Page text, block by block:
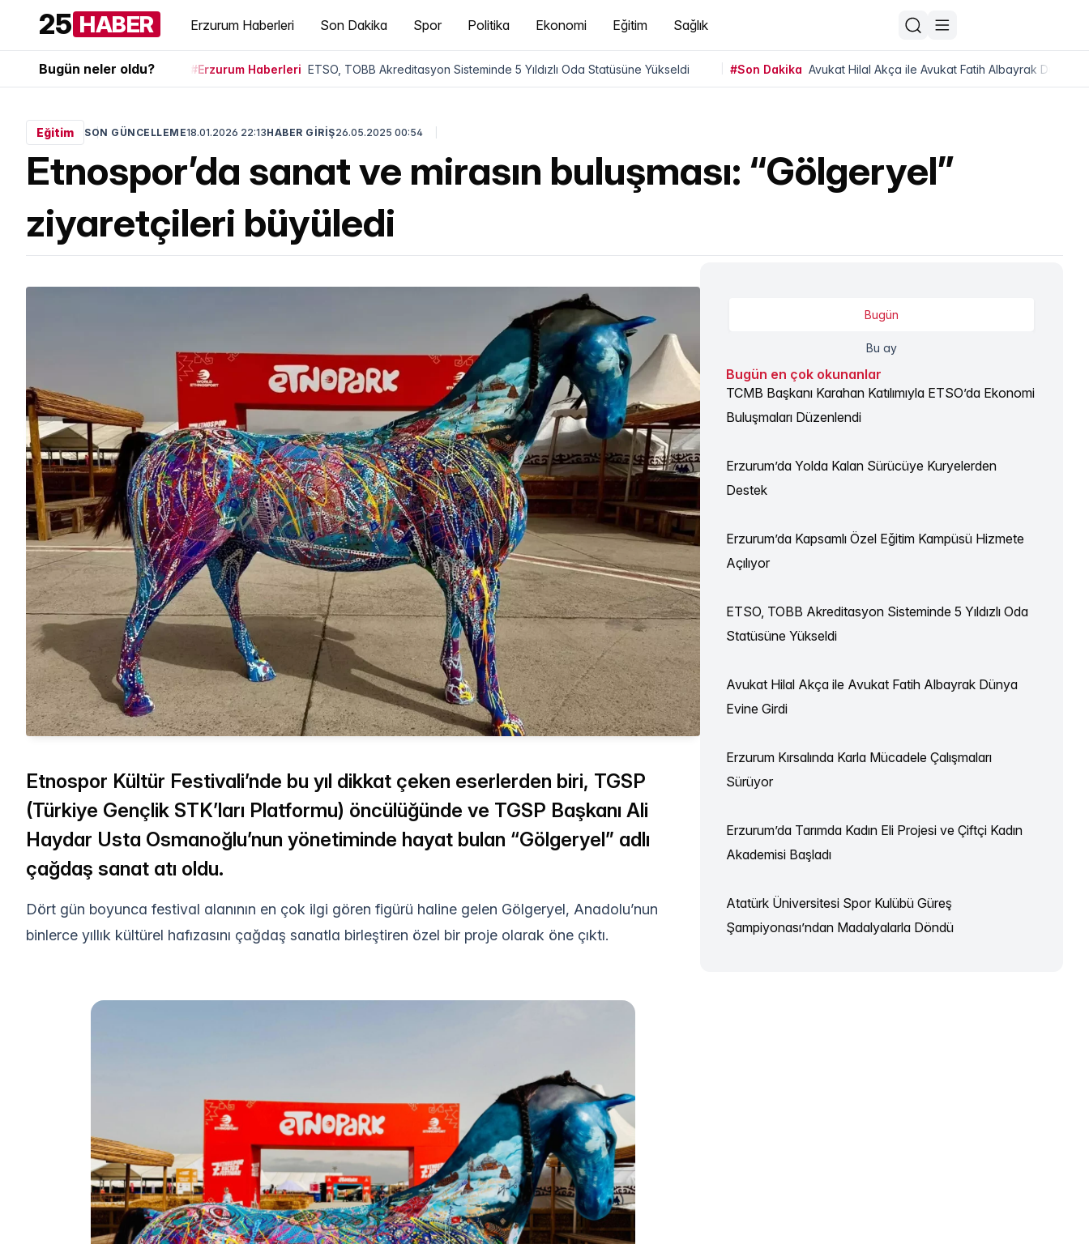
25 HABER Erzurum Haberleri Son Dakika Spor Politika Ekonomi Eğitim Sağlık
Bugün neler oldu? #Erzurum Haberleri ETSO, TOBB Akreditasyon Sisteminde 5 Yıldızlı Oda Statüsüne Yükseldi #Son Dakika Avukat Hilal Akça ile Avukat Fatih Albayrak Dünya
Eğitim SON GÜNCELLEME18.01.2026 22:13HABER GİRİŞ26.05.2025 00:54
Etnospor’da sanat ve mirasın buluşması: “Gölgeryel”
ziyaretçileri büyüledi
Etnospor Kültür Festivali’nde bu yıl dikkat çeken eserlerden biri, TGSP
(Türkiye Gençlik STK’ları Platformu) öncülüğünde ve TGSP Başkanı Ali
Haydar Usta Osmanoğlu’nun yönetiminde hayat bulan “Gölgeryel” adlı
çağdaş sanat atı oldu.
Dört gün boyunca festival alanının en çok ilgi gören figürü haline gelen Gölgeryel, Anadolu’nun
binlerce yıllık kültürel hafızasını çağdaş sanatla birleştiren özel bir proje olarak öne çıktı.
Bugün
Bu ay
Bugün en çok okunanlar
TCMB Başkanı Karahan Katılımıyla ETSO’da Ekonomi
Buluşmaları Düzenlendi
Erzurum’da Yolda Kalan Sürücüye Kuryelerden
Destek
Erzurum’da Kapsamlı Özel Eğitim Kampüsü Hizmete
Açılıyor
ETSO, TOBB Akreditasyon Sisteminde 5 Yıldızlı Oda
Statüsüne Yükseldi
Avukat Hilal Akça ile Avukat Fatih Albayrak Dünya
Evine Girdi
Erzurum Kırsalında Karla Mücadele Çalışmaları
Sürüyor
Erzurum’da Tarımda Kadın Eli Projesi ve Çiftçi Kadın
Akademisi Başladı
Atatürk Üniversitesi Spor Kulübü Güreş
Şampiyonası’ndan Madalyalarla Döndü